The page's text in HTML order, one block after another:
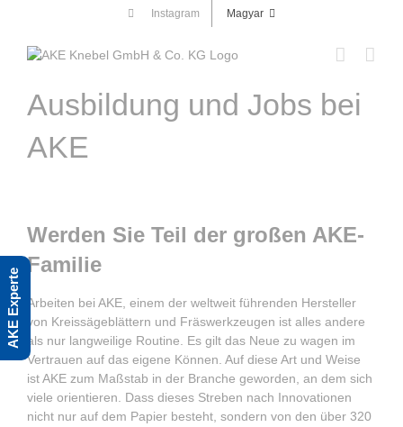
content
Instagram Magyar
Ausbildung und Jobs bei
AKE
Werden Sie Teil der großen AKE-
Familie
Arbeiten bei AKE, einem der weltweit führenden Hersteller
von Kreissägeblättern und Fräswerkzeugen ist alles andere
als nur langweilige Routine. Es gilt das Neue zu wagen im
Vertrauen auf das eigene Können. Auf diese Art und Weise
ist AKE zum Maßstab in der Branche geworden, an dem sich
viele orientieren. Dass dieses Streben nach Innovationen
nicht nur auf dem Papier besteht, sondern von den über 320
AKE Experte